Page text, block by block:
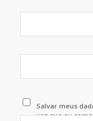
Salvar meus
vez que eu